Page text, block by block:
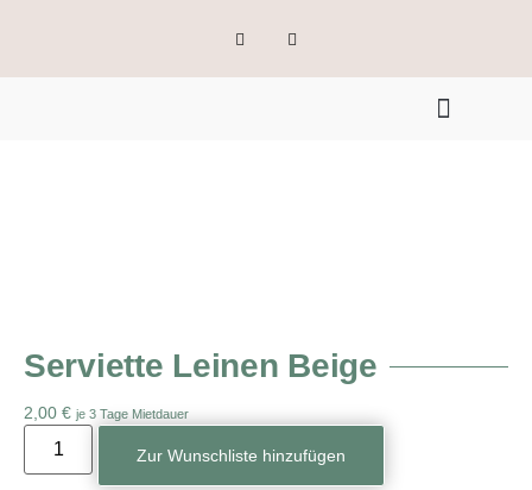
Serviette Leinen Beige
2,00 € je 3 Tage Mietdauer
Zur Wunschliste hinzufügen